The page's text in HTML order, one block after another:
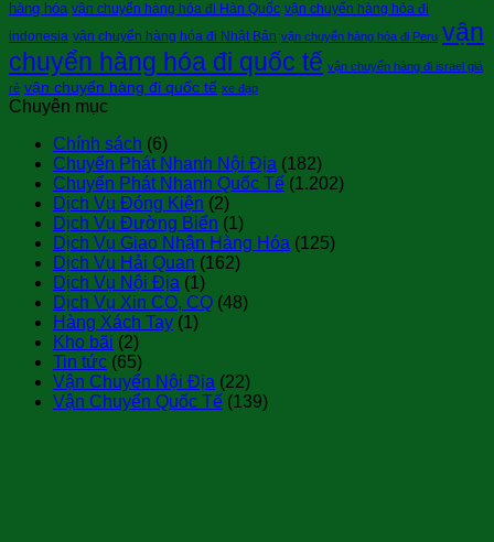
hàng hóa vận chuyển hàng hóa đi Hàn Quốc vận chuyển hàng hóa đi
indonesia vận chuyển hàng hóa đi Nhật Bản vận chuyển hàng hóa đi Peru vận
chuyển hàng hóa đi quốc tế vận chuyển hàng đi israel giá
rẻ vận chuyển hàng đi quốc tế xe đạp
Chuyên mục
Chính sách (6)
Chuyển Phát Nhanh Nội Địa (182)
Chuyển Phát Nhanh Quốc Tế (1.202)
Dịch Vụ Đóng Kiện (2)
Dịch Vụ Đường Biển (1)
Dịch Vụ Giao Nhận Hàng Hóa (125)
Dịch Vụ Hải Quan (162)
Dịch Vụ Nội Địa (1)
Dịch Vụ Xin CO, CQ (48)
Hàng Xách Tay (1)
Kho bãi (2)
Tin tức (65)
Vận Chuyển Nội Địa (22)
Vận Chuyển Quốc Tế (139)